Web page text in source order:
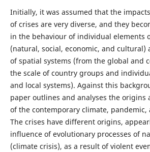
Initially, it was assumed that the
of crises are very diverse, and they
in the behaviour of individual elements
(natural, social, economic, and cultural)
of spatial systems (from the global and
the scale of country groups and
and local systems). Against this
paper outlines and analyses the origins
of the contemporary climate, pandemic,
The crises have different origins,
influence of evolutionary processes of
(climate crisis), as a result of violent